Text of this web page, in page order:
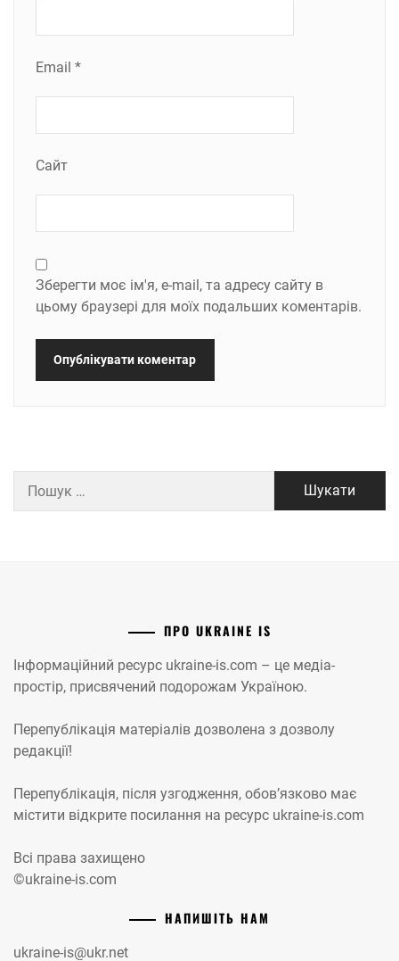
Email *
Сайт
Зберегти моє ім'я, e-mail, та адресу сайту в
цьому браузері для моїх подальших коментарів.
ПРО UKRAINE IS
Інформаційний ресурс ukraine-is.com – це медіа-
простір, присвячений подорожам Україною.
Перепублікація матеріалів дозволена з дозволу
редакції!
Перепублікація, після узгодження, обов’язково має
містити відкрите посилання на ресурс ukraine-is.com
Всі права захищено
©ukraine-is.com
НАПИШІТЬ НАМ
ukraine-is@ukr.net